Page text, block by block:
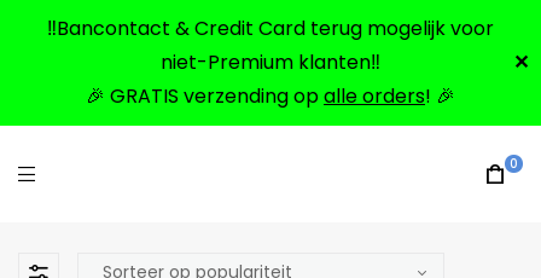
‼️Bancontact & Credit Card terug mogelijk voor
niet-Premium klanten‼️
🎉 GRATIS verzending opalle orders! 🎉
✕
0